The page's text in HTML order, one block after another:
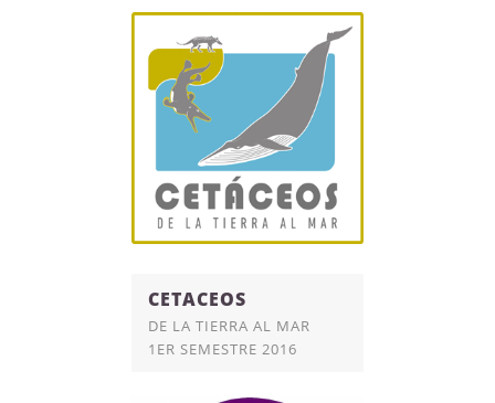
CETACEOS
DE LA TIERRA AL MAR
1ER SEMESTRE 2016